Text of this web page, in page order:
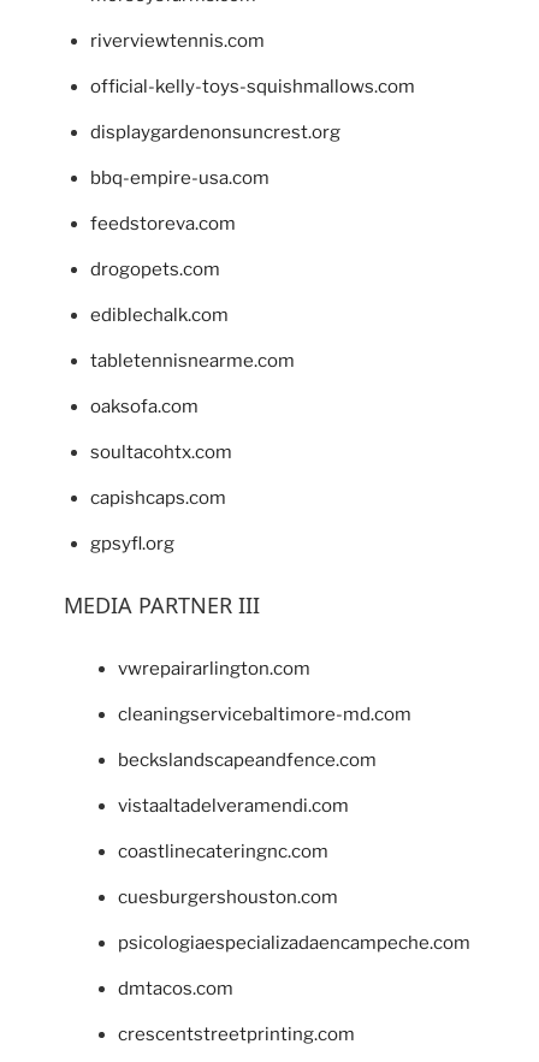
riverviewtennis.com
official-kelly-toys-squishmallows.com
displaygardenonsuncrest.org
bbq-empire-usa.com
feedstoreva.com
drogopets.com
ediblechalk.com
tabletennisnearme.com
oaksofa.com
soultacohtx.com
capishcaps.com
gpsyfl.org
MEDIA PARTNER III
vwrepairarlington.com
cleaningservicebaltimore-md.com
beckslandscapeandfence.com
vistaaltadelveramendi.com
coastlinecateringnc.com
cuesburgershouston.com
psicologiaespecializadaencampeche.com
dmtacos.com
crescentstreetprinting.com